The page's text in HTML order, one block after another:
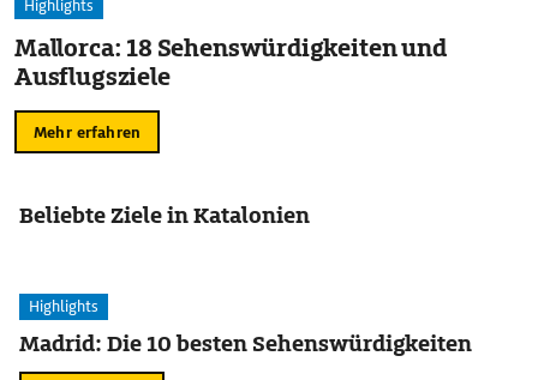
Highlights
Mallorca: 18 Sehenswürdigkeiten und
Ausflugsziele
Mehr erfahren
Beliebte Ziele in Katalonien
Highlights
Madrid: Die 10 besten Sehenswürdigkeiten